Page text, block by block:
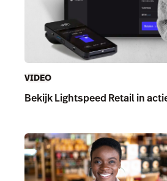
VIDEO
Bekijk Lightspeed Retail in